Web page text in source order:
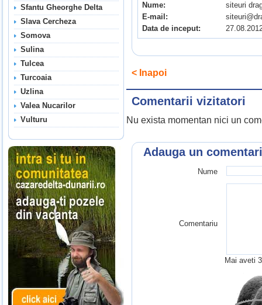
Sfantu Gheorghe Delta
Slava Cercheza
Somova
Sulina
Tulcea
Turcoaia
Uzlina
Valea Nucarilor
Vulturu
Nume:
siteuri
E-mail:
Data de inceput:
< Inapoi
Comentarii vizitatori
Nu exista momentan nici un
Adauga un
Nume
Comentariu
Mai aveti